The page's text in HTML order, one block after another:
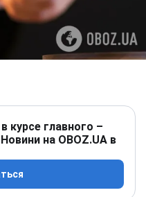
курсе главного –
на OBOZ.UA в